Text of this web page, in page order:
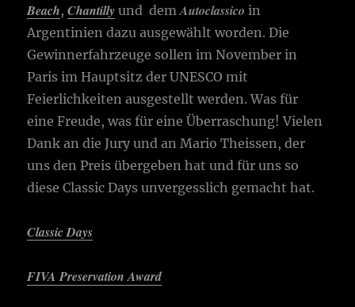
Beach,Chantilly und demAutoclassico in
Argentinien dazu ausgewählt worden. Die
Gewinnerfahrzeuge sollen im November in
Paris im Hauptsitz der UNESCO mit
Feierlichkeiten ausgestellt werden. Was für
eine Freude, was für eine Überraschung! Vielen
Dank an die Jury und an Mario Theissen, der
uns den Preis übergeben hat und für uns so
diese Classic Days unvergesslich gemacht hat.
Classic Days
FIVA Preservation Award